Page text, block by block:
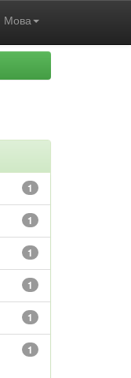
Мова
1
1
1
1
1
1